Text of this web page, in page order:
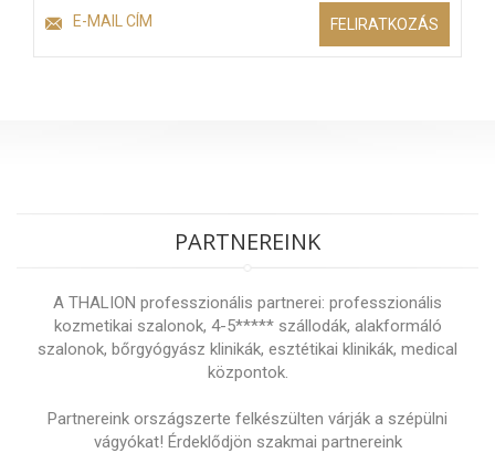
FELIRATKOZÁS
PARTNEREINK
A THALION professzionális partnerei: professzionális
kozmetikai szalonok, 4-5***** szállodák, alakformáló
szalonok, bőrgyógyász klinikák, esztétikai klinikák, medical
központok.
Partnereink országszerte felkészülten várják a szépülni
vágyókat! Érdeklődjön szakmai partnereink